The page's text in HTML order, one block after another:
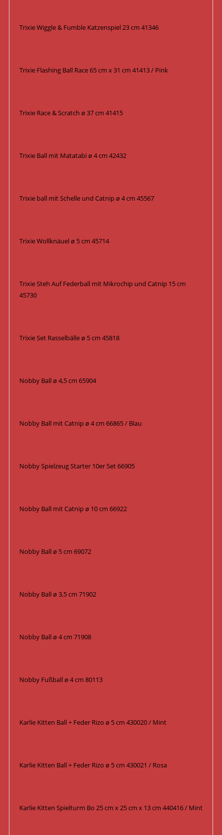
Trixie Wiggle & Fumble Katzenspiel 23 cm 41346
Trixie Flashing Ball Race 65 cm x 31 cm 41413 / Pink
Trixie Race & Scratch ø 37 cm 41415
Trixie Ball mit Matatabi ø 4 cm 42432
Trixie ball mit Schelle und Catnip ø 4 cm 45567
Trixie Wollknäuel ø 5 cm 45714
Trixie Steh Auf Federball mit Mikrochip und Catnip 15 cm
45730
Trixie Set Rasselbälle ø 5 cm 45818
Nobby Ball ø 4,5 cm 65904
Nobby Ball mit Catnip ø 4 cm 66865 / Blau
Nobby Spielzeug Starter 10er Set 66905
Nobby Ball mit Catnip ø 10 cm 66922
Nobby Ball ø 5 cm 69072
Nobby Ball ø 3,5 cm 71902
Nobby Ball ø 4 cm 71908
Nobby Fußball ø 4 cm 80113
Karlie Kitten Ball + Feder Rizo ø 5 cm 430020 / Mint
Karlie Kitten Ball + Feder Rizo ø 5 cm 430021 / Rosa
Karlie Kitten Spielturm Bo 25 cm x 25 cm x 13 cm 440416 / Mint